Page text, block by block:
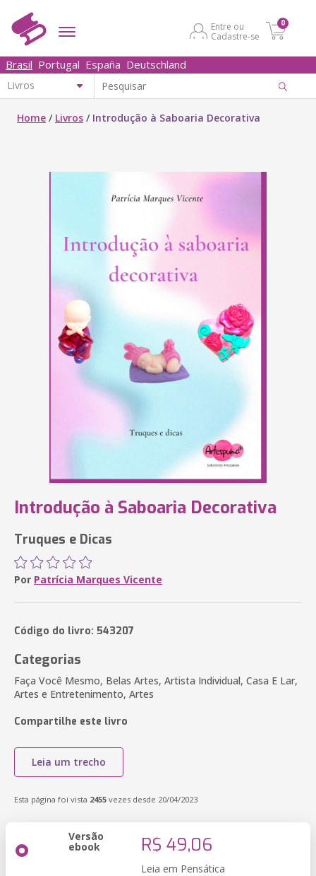
Entre ou
Cadastre-se
0
Brasil Portugal España Deutschland
Home / Livros / Introdução à Saboaria Decorativa
Introdução à Saboaria Decorativa
Truques e Dicas
Por Patrícia Marques Vicente
Código do livro: 543207
Categorias
Faça Você Mesmo, Belas Artes, Artista Individual, Casa E Lar,
Artes e Entretenimento, Artes
Compartilhe este livro
Leia um trecho
Esta página foi vista 2455 vezes desde 20/04/2023
Versão
ebook R$ 49,06
Leia em Pensática